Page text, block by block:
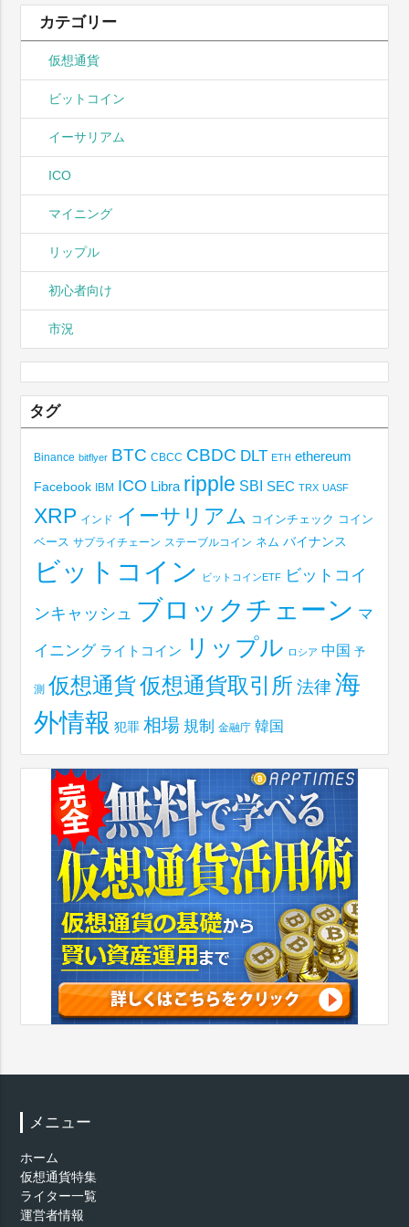
カテゴリー
仮想通貨
ビットコイン
イーサリアム
ICO
マイニング
リップル
初心者向け
市況
タグ
Binance bitflyer BTC CBCC CBDC DLT ETH ethereum
Facebook IBM ICO Libra ripple SBI SEC TRX UASF
XRP インド イーサリアム コインチェック コイン
ベース サプライチェーン ステーブルコイン ネム バイナンス
ビットコイン ビットコインETF ビットコイ
ンキャッシュ ブロックチェーン マ
イニング ライトコイン リップル ロシア 中国 予
測 仮想通貨仮想通貨取引所 法律 海
外情報 犯罪 相場 規制 金融庁 韓国
メニュー
ホーム
仮想通貨特集
ライター一覧
運営者情報